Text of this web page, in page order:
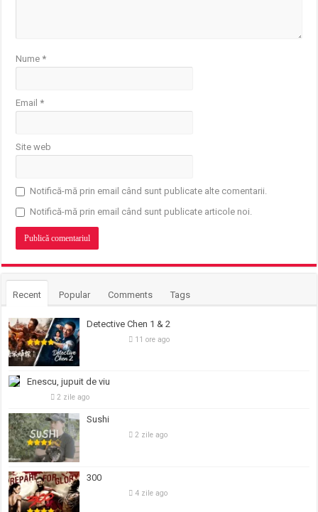
Nume*
Email*
Site web
Notifică-mă prin email când sunt publicate alte comentarii.
Notifică-mă prin email când sunt publicate articole noi.
Recent Popular Comments Tags
Detective Chen 1 & 2
11 ore ago
Enescu, jupuit de viu
2 zile ago
Sushi
2 zile ago
300
4 zile ago